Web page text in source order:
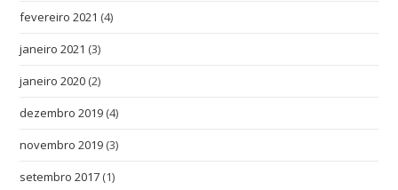
fevereiro 2021 (4)
janeiro 2021 (3)
janeiro 2020 (2)
dezembro 2019 (4)
novembro 2019 (3)
setembro 2017 (1)